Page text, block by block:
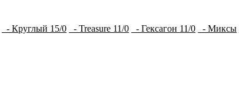
- Круглый 15/0 - Treasure 11/0 - Гексагон 11/0 - Миксы